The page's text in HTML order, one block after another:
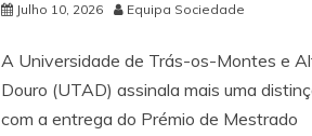
Julho 10, 2026 Equipa Sociedade
A Universidade de Trás-os-Montes e
Douro (UTAD) assinala mais uma
com a entrega do Prémio de Mestrado